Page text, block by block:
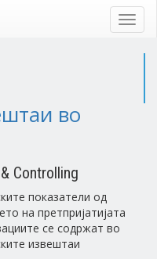
во
Controlling
показатели од
на претпријатијата
се содржат во
извештаи